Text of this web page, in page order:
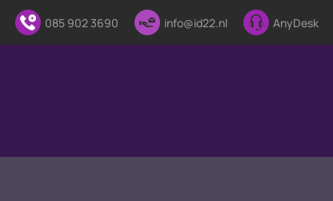
085 902 3690 info@id22.nl AnyDesk